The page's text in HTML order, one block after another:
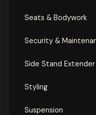
Seats & Bodywork
Security &
Side Stand Extender
Styling
Suspension